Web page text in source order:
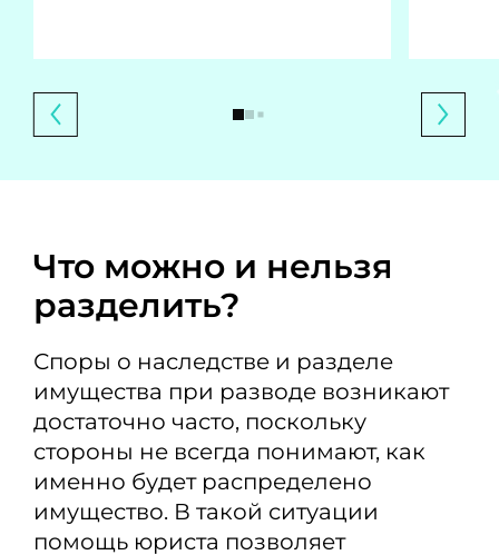
Что можно и нельзя
разделить?
Споры о наследстве и разделе
имущества при разводе возникают
достаточно часто, поскольку
стороны не всегда понимают, как
именно будет распределено
имущество. В такой ситуации
помощь юриста позволяет